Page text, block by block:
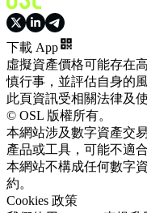
下載 App
虛擬資產價格可能存在
慎行事，並評估自身的
此頁資訊受相關法律及
© OSL 版權所有。
本網站涉及數字資產交
產品或工具，可能不適
本網站不構成任何數字
約。
Cookies 政策